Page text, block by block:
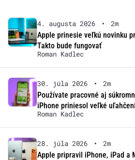
4. augusta 2026 •
2m
Apple prinesie veľkú novinku
Takto bude fungovať
Roman Kadlec
30. júla 2026 •
2m
Používate pracovné aj
iPhone priniesol veľké
Roman Kadlec
28. júla 2026 •
2m
Apple pripravil iPhone, iPad a